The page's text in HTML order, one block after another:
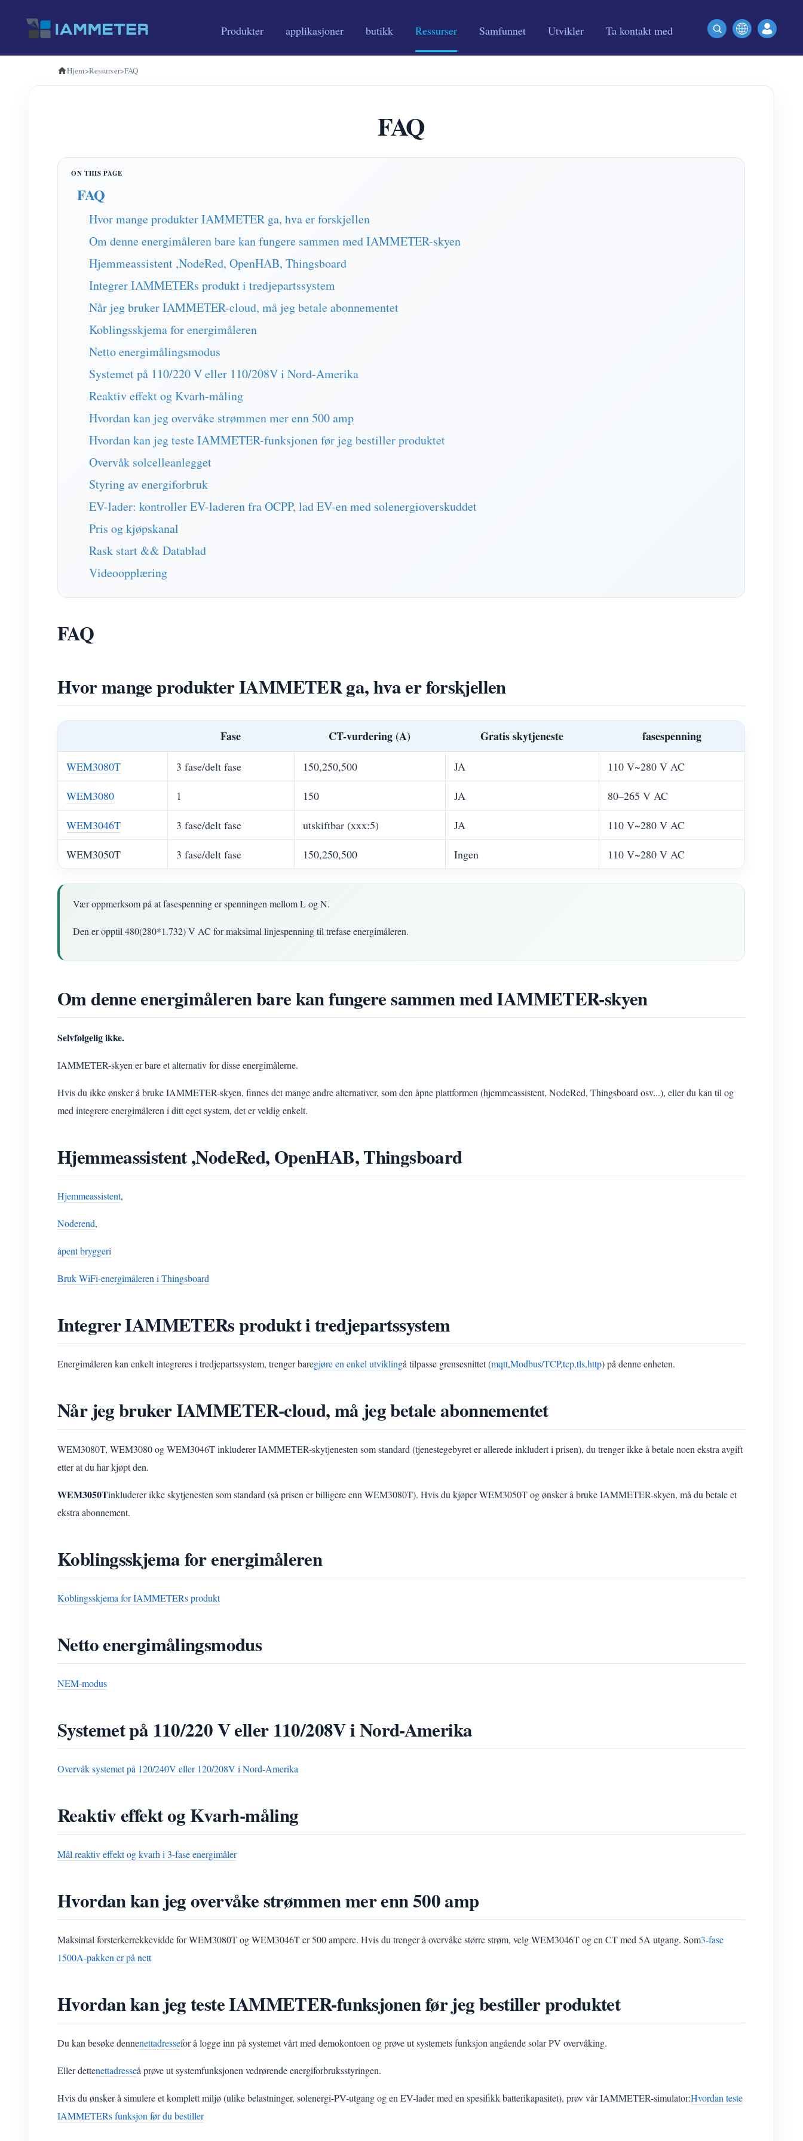
Produkter applikasjoner butikk Ressurser Samfunnet Utvikler Ta kontakt med
Hjem>Ressurser>FAQ
FAQ
FAQ
Hvor mange produkter IAMMETER ga, hva er forskjellen
Om denne energimåleren bare kan fungere sammen med IAMMETER-skyen
Hjemmeassistent ,NodeRed, OpenHAB, Thingsboard
Integrer IAMMETERs produkt i tredjepartssystem
Når jeg bruker IAMMETER-cloud, må jeg betale abonnementet
Koblingsskjema for energimåleren
Netto energimålingsmodus
Systemet på 110/220 V eller 110/208V i Nord-Amerika
Reaktiv effekt og Kvarh-måling
Hvordan kan jeg overvåke strømmen mer enn 500 amp
Hvordan kan jeg teste IAMMETER-funksjonen før jeg bestiller produktet
Overvåk solcelleanlegget
Styring av energiforbruk
EV-lader: kontroller EV-laderen fra OCPP, lad EV-en med solenergioverskuddet
Pris og kjøpskanal
Rask start && Datablad
Videoopplæring
FAQ
Hvor mange produkter IAMMETER ga, hva er forskjellen
Fase CT-vurdering (A) Gratis skytjeneste fasespenning
WEM3080T 3 fase/delt fase 150,250,500 JA 110 V~280 V AC
WEM3080 1 150 JA 80–265 V AC
WEM3046T 3 fase/delt fase utskiftbar (xxx:5) JA 110 V~280 V AC
WEM3050T 3 fase/delt fase 150,250,500 Ingen 110 V~280 V AC
Vær oppmerksom på at fasespenning er spenningen mellom L og N.
Den er opptil 480(280*1.732) V AC for maksimal linjespenning til trefase energimåleren.
Om denne energimåleren bare kan fungere sammen med IAMMETER-skyen
Selvfølgelig ikke.
IAMMETER-skyen er bare et alternativ for disse energimålerne.
Hvis du ikke ønsker å bruke IAMMETER-skyen, finnes det mange andre alternativer, som den åpne plattformen (hjemmeassistent, NodeRed, Thingsboard osv...), eller du kan til og
med integrere energimåleren i ditt eget system, det er veldig enkelt.
Hjemmeassistent ,NodeRed, OpenHAB, Thingsboard
Hjemmeassistent,
Noderend,
åpent bryggeri
Bruk WiFi-energimåleren i Thingsboard
Integrer IAMMETERs produkt i tredjepartssystem
Energimåleren kan enkelt integreres i tredjepartssystem, trenger baregjøre en enkel utviklingå tilpasse grensesnittet (mqtt,Modbus/TCP,tcp,tls,http) på denne enheten.
Når jeg bruker IAMMETER-cloud, må jeg betale abonnementet
WEM3080T, WEM3080 og WEM3046T inkluderer IAMMETER-skytjenesten som standard (tjenestegebyret er allerede inkludert i prisen), du trenger ikke å betale noen ekstra avgift
etter at du har kjøpt den.
WEM3050Tinkluderer ikke skytjenesten som standard (så prisen er billigere enn WEM3080T). Hvis du kjøper WEM3050T og ønsker å bruke IAMMETER-skyen, må du betale et
ekstra abonnement.
Koblingsskjema for energimåleren
Koblingsskjema for IAMMETERs produkt
Netto energimålingsmodus
NEM-modus
Systemet på 110/220 V eller 110/208V i Nord-Amerika
Overvåk systemet på 120/240V eller 120/208V i Nord-Amerika
Reaktiv effekt og Kvarh-måling
Mål reaktiv effekt og kvarh i 3-fase energimåler
Hvordan kan jeg overvåke strømmen mer enn 500 amp
Maksimal forsterkerrekkevidde for WEM3080T og WEM3046T er 500 ampere. Hvis du trenger å overvåke større strøm, velg WEM3046T og en CT med 5A utgang. Som3-fase
1500A-pakken er på nett
Hvordan kan jeg teste IAMMETER-funksjonen før jeg bestiller produktet
Du kan besøke dennenettadressefor å logge inn på systemet vårt med demokontoen og prøve ut systemets funksjon angående solar PV overvåking.
Eller dettenettadresseå prøve ut systemfunksjonen vedrørende energiforbruksstyringen.
Hvis du ønsker å simulere et komplett miljø (ulike belastninger, solenergi-PV-utgang og en EV-lader med en spesifikk batterikapasitet), prøv vår IAMMETER-simulator:Hvordan teste
IAMMETERs funksjon før du bestiller